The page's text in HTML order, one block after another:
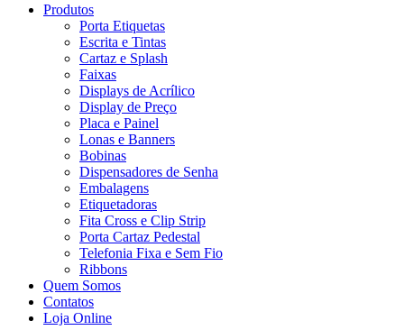
Produtos
Porta Etiquetas
Escrita e Tintas
Cartaz e Splash
Faixas
Displays de Acrílico
Display de Preço
Placa e Painel
Lonas e Banners
Bobinas
Dispensadores de Senha
Embalagens
Etiquetadoras
Fita Cross e Clip Strip
Porta Cartaz Pedestal
Telefonia Fixa e Sem Fio
Ribbons
Quem Somos
Contatos
Loja Online